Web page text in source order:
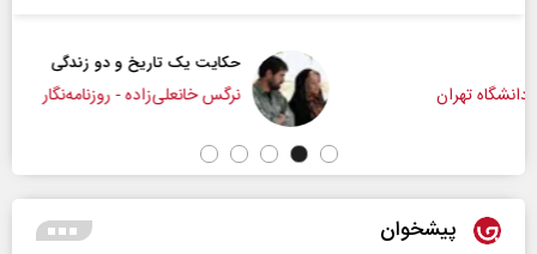
حکایت یک تاریخ و دو زندگی
نرگس خانعلی‌زاده - روزنامه‌نگار
پیشخوان